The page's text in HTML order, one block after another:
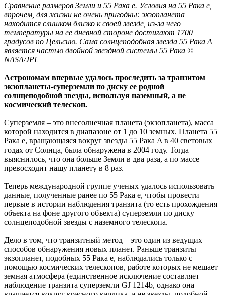
Сравнение размеров Земли и 55 Рака е. Условия на 55 Рака е,
впрочем, для жизни не очень пригодны: экзопланета
находится слишком близко к своей звезде, из-за чего
температуры на ее дневной стороне достигают 1700
градусов по Цельсию. Сама солнцеподобная звезда 55 Рака А
является частью двойной звездной системы 55 Рака ©
NASA/JPL
Астрономам впервые удалось проследить за транзитом
экзопланеты-суперземли по диску ее родной
солнцеподобной звезды, используя наземный, а не
космический телескоп.
Суперземля – это внесолнечная планета (экзопланета), масса
которой находится в диапазоне от 1 до 10 земных. Планета 55
Рака e, вращающаяся вокруг звезды 55 Рака A в 40 световых
годах от Солнца, была обнаружена в 2004 году. Тогда
выяснилось, что она больше Земли в два раза, а по массе
превосходит нашу планету в 8 раз.
Теперь международной группе ученых удалось использовать
данные, полученные ранее по 55 Рака e, чтобы провести
первые в истории наблюдения транзита (то есть прохождения
объекта на фоне другого объекта) суперземли по диску
солнцеподобной звезды с наземного телескопа.
Дело в том, что транзитный метод – это один из ведущих
способов обнаружения новых планет. Раньше транзиты
экзопланет, подобных 55 Рака e, наблюдались только с
помощью космических телескопов, работе которых не мешает
земная атмосфера (единственное исключение составляет
наблюдение транзита суперземли GJ 1214b, однако она